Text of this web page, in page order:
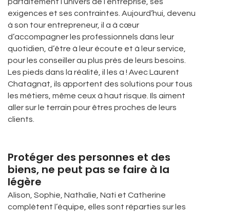
exigences et ses contraintes. Aujourd’hui, devenu
à son tour entrepreneur, il a à cœur
d’accompagner les professionnels dans leur
quotidien, d’être à leur écoute et à leur service,
pour les conseiller au plus près de leurs besoins.
Les pieds dans la réalité, il les a ! Avec Laurent
Chatagnat, ils apportent des solutions pour tous
les métiers, même ceux à haut risque. Ils aiment
aller sur le terrain pour êtres proches de leurs
clients.
Protéger des personnes et des
biens, ne peut pas se faire à la
légère
Alison, Sophie, Nathalie, Nati et Catherine
complètent l’équipe, elles sont réparties sur les